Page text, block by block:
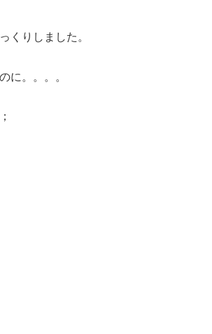
くりしました。
に。。。。